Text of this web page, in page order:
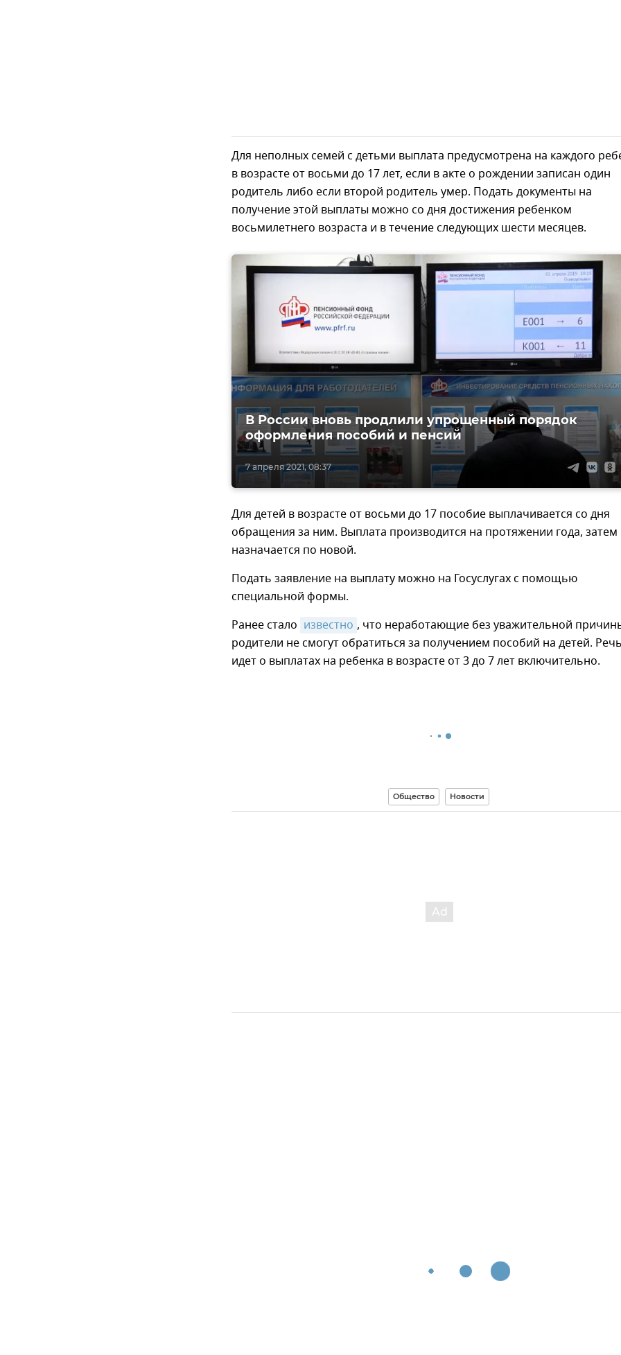
Для неполных семей с детьми выплата предусмотрена на каждого
в возрасте от восьми до 17 лет, если в акте о рождении записан один
родитель либо если второй родитель умер. Подать документы на
получение этой выплаты можно со дня достижения ребенком
восьмилетнего возраста и в течение следующих шести месяцев.
7 апреля 2021, 08:37
В России вновь продлили упрощенный порядок
оформления пособий и пенсий
Для детей в возрасте от восьми до 17 пособие выплачивается со дня
обращения за ним. Выплата производится на протяжении года, затем
назначается по новой.
Подать заявление на выплату можно на Госуслугах с помощью
специальной формы.
Ранее стало известно , что неработающие без уважительной
родители не смогут обратиться за получением пособий на детей.
идет о выплатах на ребенка в возрасте от 3 до 7 лет включительно.
Общество Новости